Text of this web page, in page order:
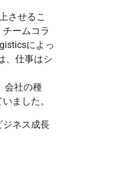
させるこ
ームコラ
によっ
、仕事はシ
会社の種
ました。
ジネス成長